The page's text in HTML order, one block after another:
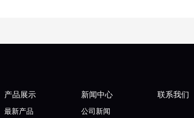
产品展示
最新产品
新闻中心
公司新闻
联系我们